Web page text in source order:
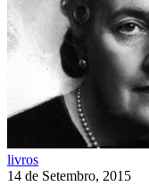
livros
14 de Setembro, 2015